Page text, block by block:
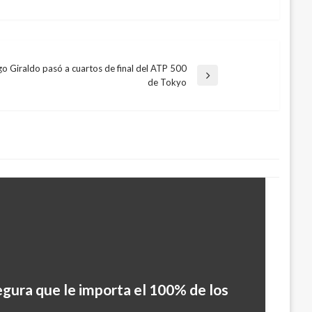
Giraldo pasó a cuartos de final del ATP 500
de Tokyo
que le importa el 100% de los
el Holocausto nazi y alerta: “Estas